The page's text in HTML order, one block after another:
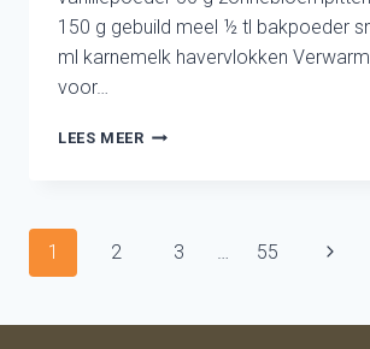
150 g gebuild meel ½ tl bakpoeder
ml karnemelk havervlokken
voor…
LEES MEERRABARBERTAARTJE
Paginanavigatie
1 2 3 … 55